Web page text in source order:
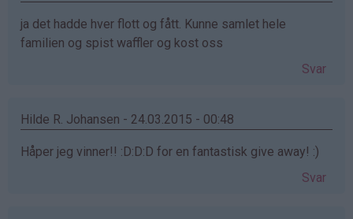
ja det hadde hver flott og fått. Kunne samlet hele
familien og spist waffler og kost oss
Svar
Hilde R. Johansen - 24.03.2015 - 00:48
Håper jeg vinner!! :D:D:D for en fantastisk give away! :)
Svar